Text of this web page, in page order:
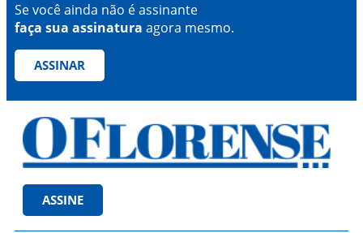
Se você ainda não é assinante
faça sua assinatura agora mesmo.
ASSINAR
ASSINE